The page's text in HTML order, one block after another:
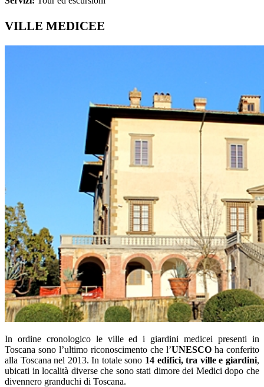
VILLE MEDICEE
In ordine cronologico le ville ed i giardini medicei presenti in
Toscana sono l’ultimo riconoscimento che l’UNESCO ha conferito
alla Toscana nel 2013. In totale sono 14 edifici, tra ville e giardini,
ubicati in località diverse che sono stati dimore dei Medici dopo che
divennero granduchi di Toscana.